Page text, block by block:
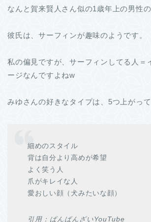
なんと賀来賢人さん似の1歳年上の男性の
彼氏は、サーフィンが趣味のようです。
私の偏見ですが、サーフィンしてる人＝
ージなんですよねw
みゆさんの好きなタイプは、5つ上がって
細めのスタイル
背は自分より高めが希望
よく笑う人
爪がキレイな人
愛おしい顔（犬みたいな顔）
引用：ばんばんざいYouTube